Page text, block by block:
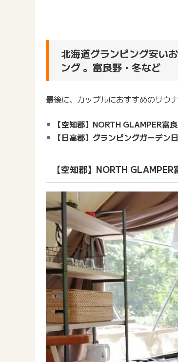
北海道グランピング安い
ング 。富良野・冬など
最後に、カップルにおすすめのサウ
【空知郡】NORTH GLAMPER富
【日高郡】グランピングガーデン
【空知郡】NORTH